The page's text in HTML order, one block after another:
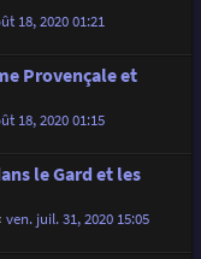
18, 2020 01:21
Provençale et
18, 2020 01:15
le Gard et les
ven. juil. 31, 2020 15:05